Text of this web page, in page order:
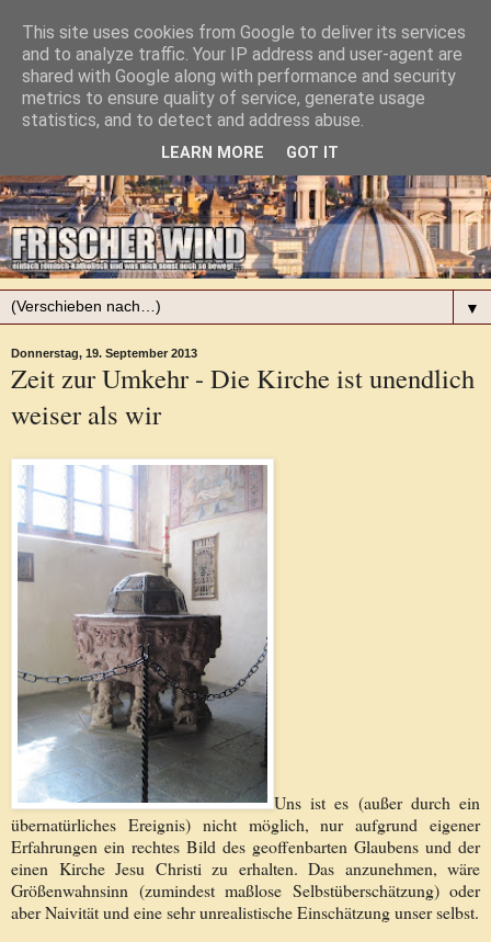
▼
Donnerstag, 19. September 2013
Zeit zur Umkehr - Die Kirche ist unendlich
weiser als wir
Uns ist es (außer durch ein
übernatürliches Ereignis) nicht möglich, nur aufgrund eigener
Erfahrungen ein rechtes Bild des geoffenbarten Glaubens und der
einen Kirche Jesu Christi zu erhalten. Das anzunehmen, wäre
Größenwahnsinn (zumindest maßlose Selbstüberschätzung) oder
aber Naivität und eine sehr unrealistische Einschätzung unser selbst.
This site uses cookies from Google to deliver its services
and to analyze traffic. Your IP address and user-agent are
shared with Google along with performance and security
metrics to ensure quality of service, generate usage
statistics, and to detect and address abuse.
LEARN MORE GOT IT